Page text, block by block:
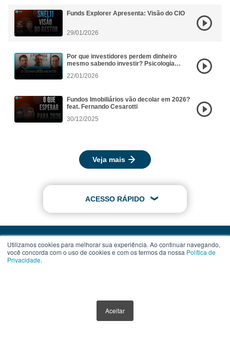
Utilizamos cookies para melhorar sua experiência. Ao continuar navegando,
você concorda com o uso de cookies e com os termos da nossa Política de
Privacidade.
Aceitar
Funds Explorer Apresenta: Visão do CIO
29/01/2026
Por que investidores perdem dinheiro
mesmo sabendo investir? Psicologia
22/01/2026
Fundos Imobiliários vão decolar em 2026?
feat. Fernando Cesarotti
30/12/2025
Veja mais
ACESSO RÁPIDO
Termos de Uso
Política de Privacidade